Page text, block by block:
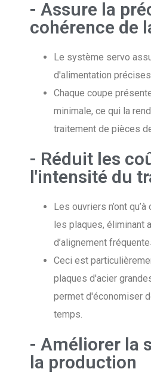
- Assure la
cohérence de
Le système servo
d'alimentation précises.
Chaque coupe
minimale, ce qui la
traitement de pièces
- Réduit les
l'intensité du
Les ouvriers n’ont
les plaques, éliminant
d’alignement
Ceci est
plaques d'acier
permet d'économiser
temps.
- Améliorer la
la production